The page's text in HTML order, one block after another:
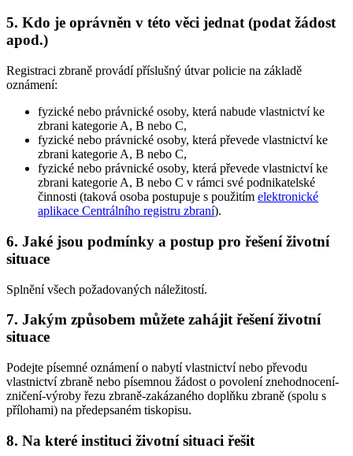
5. Kdo je oprávněn v této věci jednat (podat žádost
apod.)
Registraci zbraně provádí příslušný útvar policie na základě
oznámení:
fyzické nebo právnické osoby, která nabude vlastnictví ke
zbrani kategorie A, B nebo C,
fyzické nebo právnické osoby, která převede vlastnictví ke
zbrani kategorie A, B nebo C,
fyzické nebo právnické osoby, která převede vlastnictví ke
zbrani kategorie A, B nebo C v rámci své podnikatelské
činnosti (taková osoba postupuje s použitím elektronické
aplikace Centrálního registru zbraní).
6. Jaké jsou podmínky a postup pro řešení životní
situace
Splnění všech požadovaných náležitostí.
7. Jakým způsobem můžete zahájit řešení životní
situace
Podejte písemné oznámení o nabytí vlastnictví nebo převodu
vlastnictví zbraně nebo písemnou žádost o povolení znehodnocení-
zničení-výroby řezu zbraně-zakázaného doplňku zbraně (spolu s
přílohami) na předepsaném tiskopisu.
8. Na které instituci životní situaci řešit